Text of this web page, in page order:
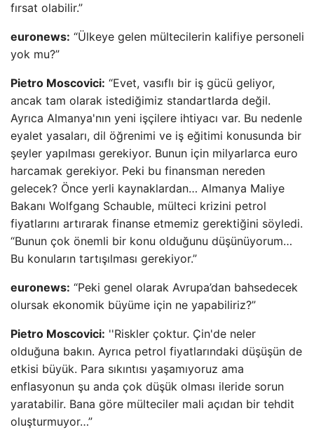
fırsat olabilir.”
euronews: “Ülkeye gelen mültecilerin kalifiye personeli
yok mu?”
Pietro Moscovici: “Evet, vasıflı bir iş gücü geliyor,
ancak tam olarak istediğimiz standartlarda değil.
Ayrıca Almanya'nın yeni işçilere ihtiyacı var. Bu nedenle
eyalet yasaları, dil öğrenimi ve iş eğitimi konusunda bir
şeyler yapılması gerekiyor. Bunun için milyarlarca euro
harcamak gerekiyor. Peki bu finansman nereden
gelecek? Önce yerli kaynaklardan… Almanya Maliye
Bakanı Wolfgang Schauble, mülteci krizini petrol
fiyatlarını artırarak finanse etmemiz gerektiğini söyledi.
“Bunun çok önemli bir konu olduğunu düşünüyorum…
Bu konuların tartışılması gerekiyor.”
euronews: “Peki genel olarak Avrupa’dan bahsedecek
olursak ekonomik büyüme için ne yapabiliriz?”
Pietro Moscovici: ''Riskler çoktur. Çin'de neler
olduğuna bakın. Ayrıca petrol fiyatlarındaki düşüşün de
etkisi büyük. Para sıkıntısı yaşamıyoruz ama
enflasyonun şu anda çok düşük olması ileride sorun
yaratabilir. Bana göre mülteciler mali açıdan bir tehdit
oluşturmuyor…”